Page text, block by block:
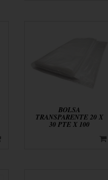
BOLSA
TRANSPARENTE 20 X
30 PTE X 100